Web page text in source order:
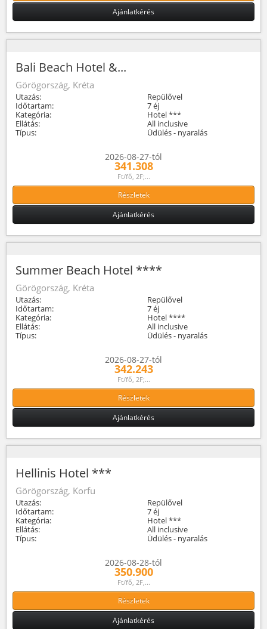
Ajánlatkérés
Bali Beach Hotel &...
Görögország, Kréta
Utazás:
Repülővel
Időtartam:
7 éj
Kategória:
Hotel ***
Ellátás:
All inclusive
Típus:
Üdülés - nyaralás
2026-08-27-tól
341.308
Ft/fő, 2F;...
Részletek
Ajánlatkérés
Summer Beach Hotel ****
Görögország, Kréta
Utazás:
Repülővel
Időtartam:
7 éj
Kategória:
Hotel ****
Ellátás:
All inclusive
Típus:
Üdülés - nyaralás
2026-08-27-tól
342.243
Ft/fő, 2F;...
Részletek
Ajánlatkérés
Hellinis Hotel ***
Görögország, Korfu
Utazás:
Repülővel
Időtartam:
7 éj
Kategória:
Hotel ***
Ellátás:
All inclusive
Típus:
Üdülés - nyaralás
2026-08-28-tól
350.900
Ft/fő, 2F,...
Részletek
Ajánlatkérés